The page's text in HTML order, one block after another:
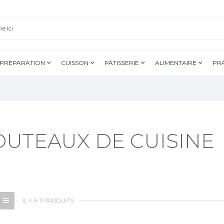
PRÉPARATION CUISSON PÂTISSERIE ALIMENTAIRE
DE CUISINE
IL Y A 11 PRODUITS.